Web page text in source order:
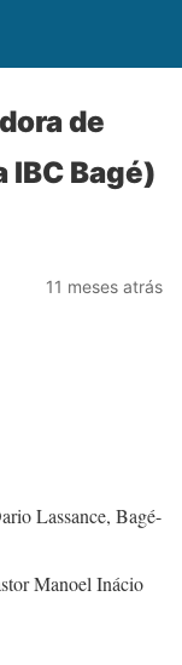
de
Bagé)
11 meses atrás
Lassance, Bagé-
Manoel Inácio